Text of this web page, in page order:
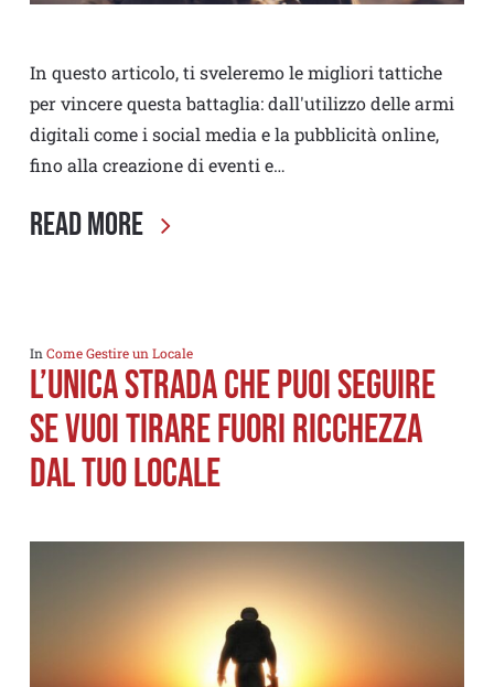
In questo articolo, ti sveleremo le migliori tattiche
per vincere questa battaglia: dall'utilizzo delle armi
digitali come i social media e la pubblicità online,
fino alla creazione di eventi e…
Read More
In Come Gestire un Locale
L’UNICA STRADA CHE PUOI SEGUIRE
SE VUOI TIRARE FUORI RICCHEZZA
DAL TUO LOCALE